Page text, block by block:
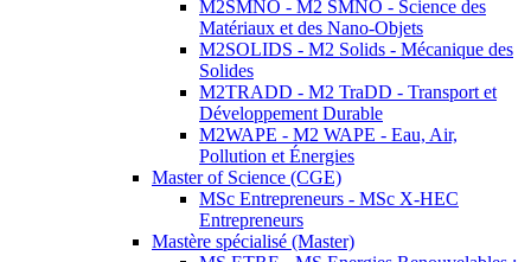
M2SMNO - M2 SMNO - Science des
Matériaux et des Nano-Objets
M2SOLIDS - M2 Solids - Mécanique des
Solides
M2TRADD - M2 TraDD - Transport et
Développement Durable
M2WAPE - M2 WAPE - Eau, Air,
Pollution et Énergies
Master of Science (CGE)
MSc Entrepreneurs - MSc X-HEC
Entrepreneurs
Mastère spécialisé (Master)